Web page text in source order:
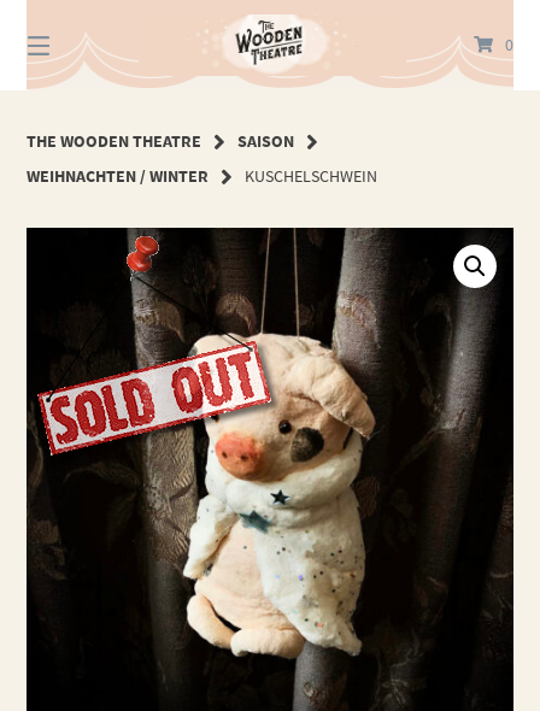
zum
Inhalt
0
THE WOODEN THEATRE
SAISON
WEIHNACHTEN / WINTER
KUSCHELSCHWEIN